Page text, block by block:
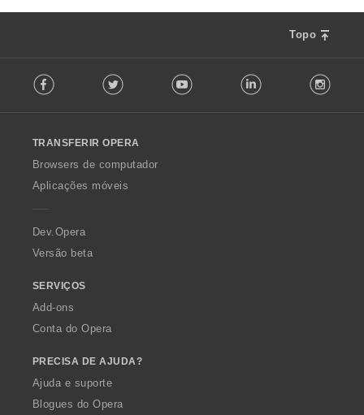
Topo
o
w
O
p
a
Facebook Twitter Youtube LinkedIn
TRANSFERIR OPERA
Browsers de computador
Aplicações móveis
Dev.Opera
Versão beta
SERVIÇOS
Add-ons
Conta do Opera
PRECISA DE AJUDA?
Ajuda e suporte
Blogues do Opera